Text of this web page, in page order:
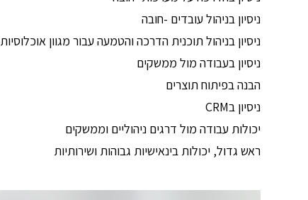
ניסיון בניהול עובדים -חובה
ניסיון בניהול תוכנית הדרכה והטמעה עבור מגוון אוכלוסיות
ניסיון בעבודה מול ממשקים
הבנה בפיתוח תוצרים
ניסיון בCRM
יכולות עבודה מול דרגים ניהוליים וממשקים
ראש גדול, יכולות בינאישיות גבוהות ושירותיות